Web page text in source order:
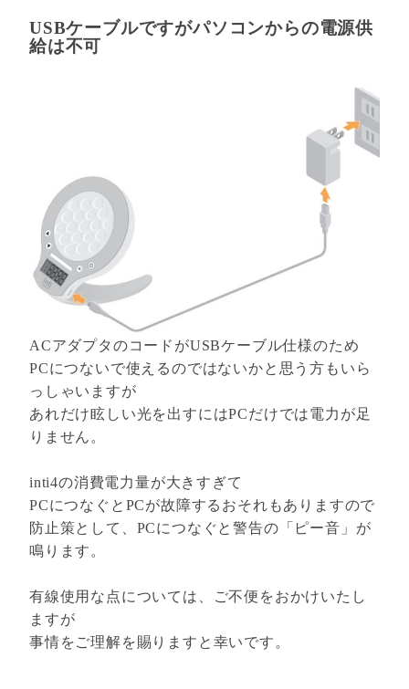
USBケーブルですがパソコンからの電源供
給は不可
ACアダプタのコードがUSBケーブル仕様のため
PCにつないで使えるのではないかと思う方もいら
っしゃいますが
あれだけ眩しい光を出すにはPCだけでは電力が足
りません。
inti4の消費電力量が大きすぎて
PCにつなぐとPCが故障するおそれもありますので
防止策として、PCにつなぐと警告の「ピー音」が
鳴ります。
有線使用な点については、ご不便をおかけいたし
ますが
事情をご理解を賜りますと幸いです。